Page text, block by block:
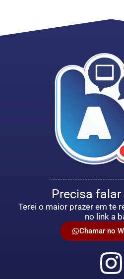
Precisa
Terei o maior prazer em te
no link a
Chamar no